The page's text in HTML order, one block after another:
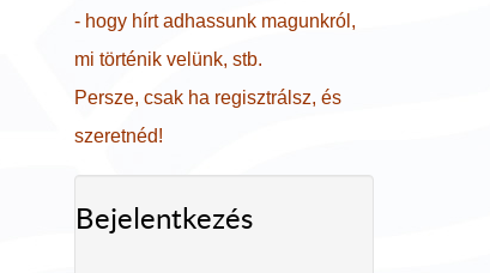
- hogy hírt adhassunk magunkról,
mi történik velünk, stb.
Persze, csak ha regisztrálsz, és
szeretnéd!
Bejelentkezés